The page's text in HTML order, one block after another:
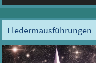
Fledermausführungen
Video-